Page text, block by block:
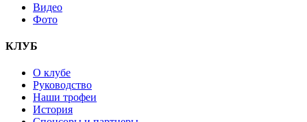
Видео
Фото
КЛУБ
О клубе
Руководство
Наши трофеи
История